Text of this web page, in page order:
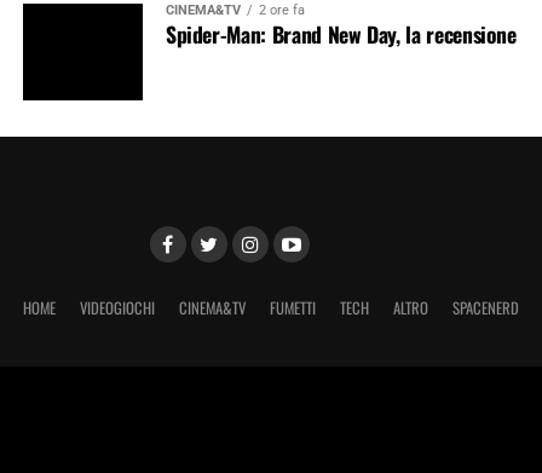
CINEMA&TV 2 ore fa
Spider-Man: Brand New Day, la recensione
HOME VIDEOGIOCHI CINEMA&TV FUMETTI TECH ALTRO SPACENERD